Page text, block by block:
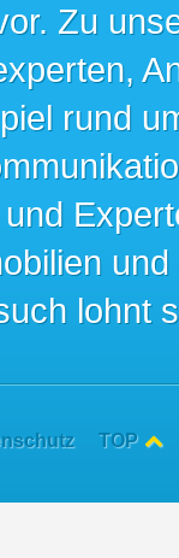
Zu
rund
lohnt
TOP